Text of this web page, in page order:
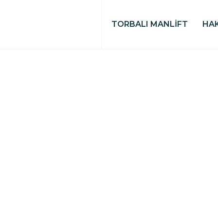
TORBALI MANLİFT